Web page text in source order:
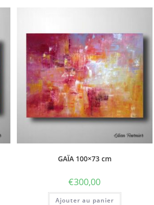
GAÏA 100×73 cm
€300,00
Ajouter au panier